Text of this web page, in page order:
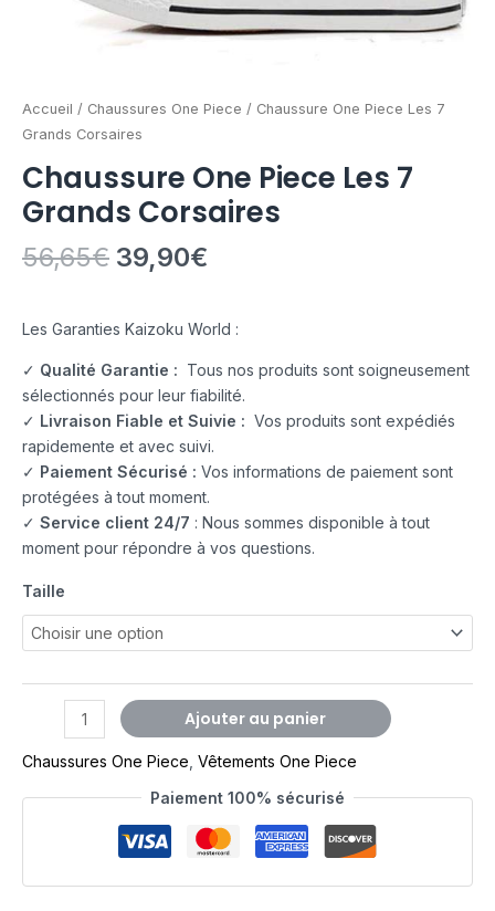
Accueil / Chaussures One Piece / Chaussure One Piece Les 7
Grands Corsaires
Chaussure One Piece Les 7
Grands Corsaires
56,65€ 39,90€
Les Garanties Kaizoku World :
✓ Qualité Garantie : Tous nos produits sont soigneusement
sélectionnés pour leur fiabilité.
✓ Livraison Fiable et Suivie : Vos produits sont expédiés
rapidemente et avec suivi.
✓ Paiement Sécurisé : Vos informations de paiement sont
protégées à tout moment.
✓ Service client 24/7 : Nous sommes disponible à tout
moment pour répondre à vos questions.
Taille
Ajouter au panier
Chaussures One Piece Vêtements One Piece
Paiement 100% sécurisé